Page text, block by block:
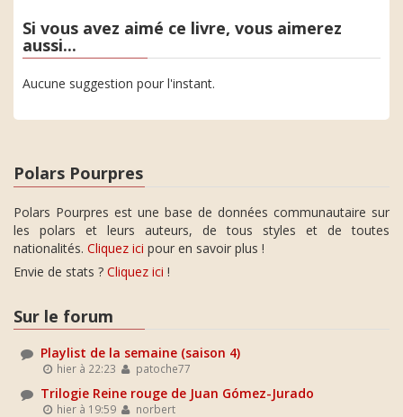
Si vous avez aimé ce livre, vous aimerez
aussi...
Aucune suggestion pour l'instant.
Polars Pourpres
Polars Pourpres est une base de données communautaire sur
les polars et leurs auteurs, de tous styles et de toutes
nationalités. Cliquez ici pour en savoir plus !
Envie de stats ? Cliquez ici !
Sur le forum
Playlist de la semaine (saison 4)
hier à 22:23 patoche77
Trilogie Reine rouge de Juan Gómez-Jurado
hier à 19:59 norbert